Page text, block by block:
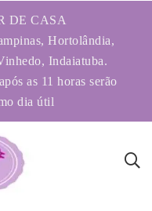
DE CASA
Hortolândia,
Indaiatuba.
as 11 horas serão
dia útil